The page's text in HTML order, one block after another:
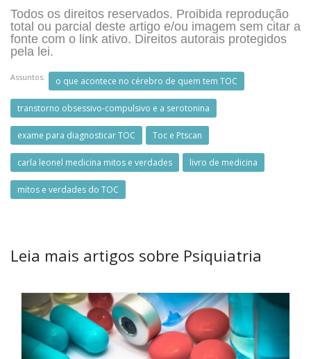
Todos os direitos reservados. Proibida reprodução
total ou parcial deste artigo e/ou imagem sem citar a
fonte com o link ativo. Direitos autorais protegidos
pela lei.
Assuntos: o que acontece no cérebro de quem tem TOC
transtorno obsessivo-compulsivo e a serotonina
exame para diagnosticar TOC Toc e Ptscan
carla leonel medicina mitos e verdades livro de medicina
mitos e verdades do TOC
Leia mais artigos sobre Psiquiatria